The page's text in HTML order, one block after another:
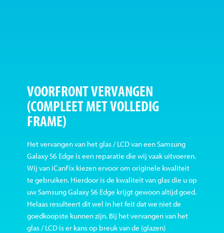
VOORFRONT VERVANGEN
(COMPLEET MET VOLLEDIG
FRAME)
Het vervangen van het glas / LCD van een Samsung
Galaxy S6 Edge is een reparatie die wij vaak uitvoeren.
Wij van iCanFix kiezen ervoor om originele kwaliteit
te gebruiken. Hierdoor is de kwaliteit van glas die u op
uw Samsung Galaxy S6 Edge krijgt gewoon altijd goed.
Helaas resulteert dit wel in het feit dat we niet de
goedkoopste kunnen zijn. Bij het vervangen van het
glas / LCD is er kans op breuk van de (glazen)